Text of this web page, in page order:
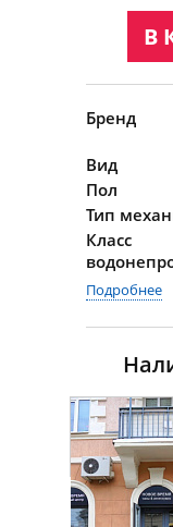
В
Бренд
Вид
Пол
Тип
Класс
Подробнее